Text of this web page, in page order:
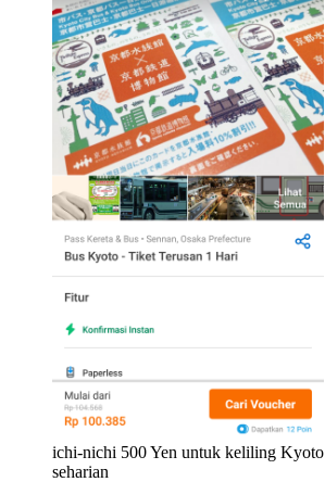
ichi-nichi 500 Yen untuk keliling Kyoto
seharian